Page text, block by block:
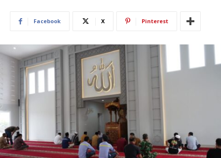
Facebook X Pinterest